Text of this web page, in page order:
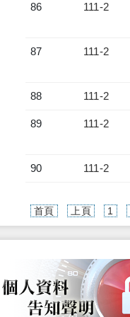
86 111-2
87 111-2
88 111-2
89 111-2
90 111-2
首頁 上頁 1